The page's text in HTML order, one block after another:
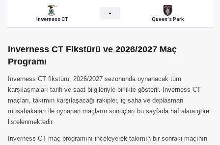
Inverness CT
-
Queen's Park
Inverness CT Fikstürü ve 2026/2027 Maç
Programı
Inverness CT fikstürü, 2026/2027 sezonunda oynanacak tüm
karşılaşmaları tarih ve saat bilgileriyle birlikte gösterir. Inverness CT
maçları, takımın karşılaşacağı rakipler, iç saha ve deplasman
müsabakaları ile oynanan maçların sonuçları bu sayfada haftalara göre
listelenmektedir.
Inverness CT maç programını inceleyerek takımın bir sonraki maçının